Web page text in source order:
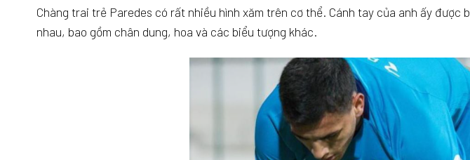
Chàng trai trẻ Paredes có rất nhiều hình xăm trên cơ thể. Cánh tay của anh ấy được
nhau, bao gồm chân dung, hoa và các biểu tượng khác.